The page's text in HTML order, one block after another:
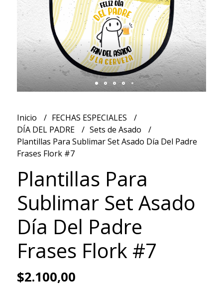
Inicio
FECHAS ESPECIALES
DÍA DEL PADRE
Sets de Asado
Plantillas Para Sublimar Set Asado Día Del Padre
Frases Flork #7
Plantillas Para
Sublimar Set Asado
Día Del Padre
Frases Flork #7
$2.100,00